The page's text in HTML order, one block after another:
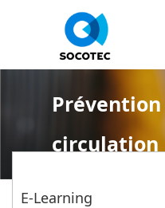
circulation
E-Learning